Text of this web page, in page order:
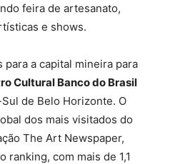
feira de artesanato,
e shows.
a capital mineira para
Cultural Banco do Brasil
de Belo Horizonte. O
dos mais visitados do
The Art Newspaper,
ranking, com mais de 1,1